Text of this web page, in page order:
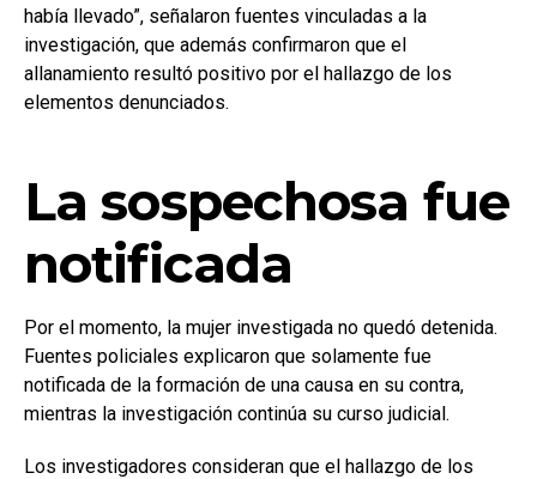
había llevado”, señalaron fuentes vinculadas a la
investigación, que además confirmaron que el
allanamiento resultó positivo por el hallazgo de los
elementos denunciados.
La sospechosa fue
notificada
Por el momento, la mujer investigada no quedó detenida.
Fuentes policiales explicaron que solamente fue
notificada de la formación de una causa en su contra,
mientras la investigación continúa su curso judicial.
Los investigadores consideran que el hallazgo de los